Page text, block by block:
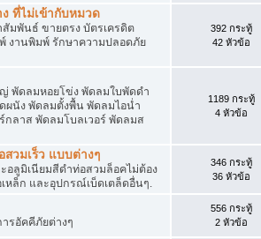
ที่ไม่เข้ากับหมวด
มพันธ์ ขายตรง บัตรเครดิต
งานพิมพ์ รักษาความปลอดภัย
392 กระทู้
42 หัวข้อ
พัดลมหอยโข่ง พัดลมใบพัดดำ
ผนัง พัดลมตั้งพื้น พัดลมไอน่ำ
ลาส พัดลมโบลเวอร์ พัดลมส
1189 กระทู้
4 หัวข้อ
วมเร็ว แบบต่างๆ
อลูมิเนียมสีดำท่อสวมล็อคไม่ต้อง
ล็ก และอุปกรณ์เบ็ดเตล็ดอื่นๆ.
346 กระทู้
36 หัวข้อ
รอัคคีภัยต่างๆ
556 กระทู้
2 หัวข้อ